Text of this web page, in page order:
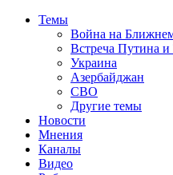
Темы
Война на
Встреча Путина
Украина
Азербайджан
СВО
Другие темы
Новости
Мнения
Каналы
Видео